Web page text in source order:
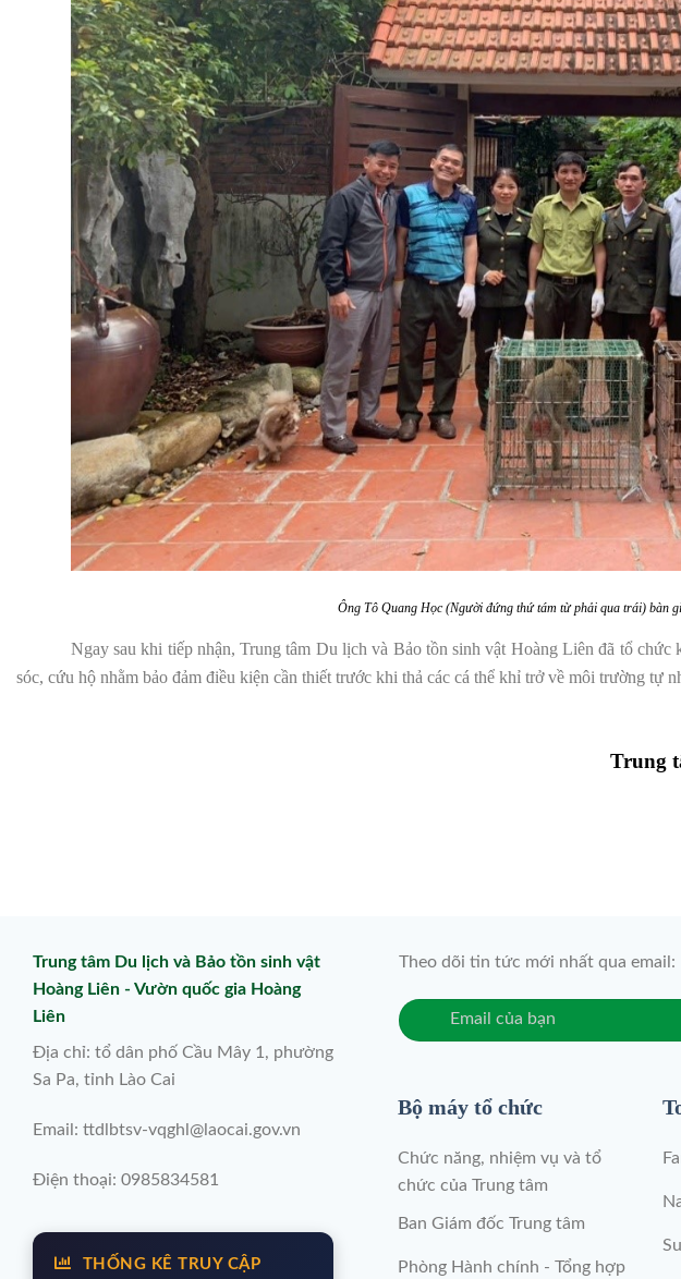
ÔngTô Quang Học (Người đứng thứ tám từ phải qua trái)bàn
Ngay sau khi tiếp nhận, Trung tâm Du lịch và Bảo tồn sinh vật Hoàng Liên đã tổ chức
sóc, cứu hộ nhằm bảo đảm điều kiện cần thiết trước khi thả các cá thể khỉ trở về môi trường tự
Trung tâm Du
Trung tâm Du lịch và Bảo tồn sinh vật
Hoàng Liên - Vườn quốc gia Hoàng
Liên
Địa chỉ: tổ dân phố Cầu Mây 1, phường
Sa Pa, tỉnh Lào Cai
Email: ttdlbtsv-vqghl@laocai.gov.vn
Điện thoại: 0985834581
THỐNG KÊ TRUY CẬP
Theo dõi tin tức mới nhất qua email:
Bộ máy tổ chức
Chức năng, nhiệm vụ và tổ
chức của Trung tâm
Ban Giám đốc Trung tâm
Phòng Hành chính - Tổng hợp